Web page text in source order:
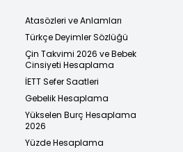
Atasözleri ve Anlamları
Türkçe Deyimler Sözlüğü
Çin Takvimi 2026 ve Bebek
Cinsiyeti Hesaplama
İETT Sefer Saatleri
Gebelik Hesaplama
Yükselen Burç Hesaplama
2026
Yüzde Hesaplama